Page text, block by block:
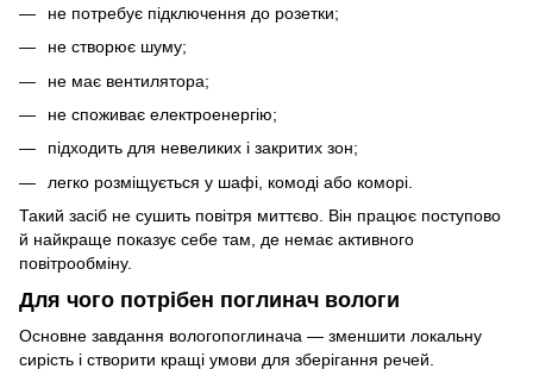
не потребує підключення до розетки;
не створює шуму;
не має вентилятора;
не споживає електроенергію;
підходить для невеликих і закритих зон;
легко розміщується у шафі, комоді або коморі.
Такий засіб не сушить повітря миттєво. Він працює поступово
й найкраще показує себе там, де немає активного
повітрообміну.
Для чого потрібен поглинач вологи
Основне завдання вологопоглинача — зменшити локальну
сирість і створити кращі умови для зберігання речей.